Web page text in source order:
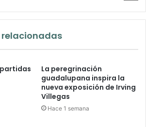
relacionadas
La peregrinación
guadalupana inspira la
nueva exposición de Irving
Villegas
Hace 1 semana